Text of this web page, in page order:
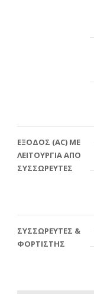
ΕΞΟΔΟΣ (AC) ΜΕ
ΛΕΙΤΟΥΡΓΙΑ ΑΠΟ
ΣΥΣΣΩΡΕΥΤΕΣ
ΣΥΣΣΩΡΕΥΤΕΣ &
ΦΟΡΤΙΣΤΗΣ